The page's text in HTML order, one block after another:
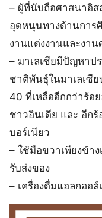
– ผู้ที่นับถือศาสนาอิส
อุดหนุนทางด้านการ
งานแต่งงานและงาน
– มาเลเซียมีปัญหาป
ชาติพันธุ์ในมาเลเซี
40 ที่เหลืออีกกว่าร้อ
ชาวอินเดีย และ อีกร้
บอร์เนียว
– ใช้มือขวาเพียงข้า
รับส่งของ
– เครื่องดื่มแอลกฮอล์